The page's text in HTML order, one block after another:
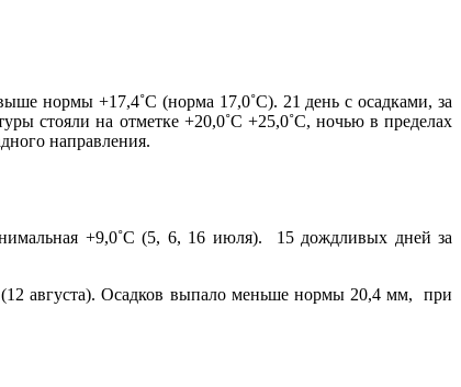
нормы +17,4˚С (норма 17,0˚С). 21 день с осадками, за
стояли на отметке +20,0˚С +25,0˚С, ночью в пределах
направления.
+9,0˚С (5, 6, 16 июля). 15 дождливых дней за
(12 августа). Осадков выпало меньше нормы 20,4 мм, при